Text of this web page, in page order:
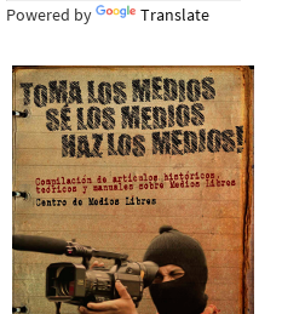
Powered by Translate